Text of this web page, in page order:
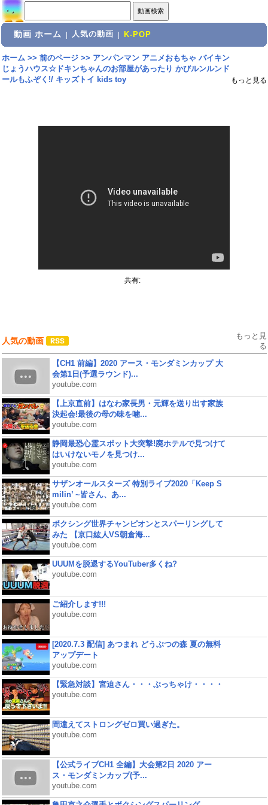
動画 ホーム 人気の動画 K-POP
ホーム>> 前のページ>> アンパンマン アニメおもちゃ バイキン
じょうハウス☆ドキンちゃんのお部屋があったり かびルンルンド
ールもふぞく!/ キッズトイ kids toy
もっと見る
共有:
人気の動画
もっと見
る
【CH1 前編】2020 アース・モンダミンカップ 大
会第1日(予選ラウンド)...
youtube.com
【上京直前】はなわ家長男・元輝を送り出す家族
決起会!最後の母の味を噛...
youtube.com
静岡最恐心霊スポット大突撃!廃ホテルで見つけて
はいけないモノを見つけ...
youtube.com
サザンオールスターズ 特別ライブ2020「Keep S
milin’ ~皆さん、あ...
youtube.com
ボクシング世界チャンピオンとスパーリングして
みた 【京口紘人VS朝倉海...
youtube.com
UUUMを脱退するYouTuber多くね?
youtube.com
ご紹介します!!!
youtube.com
[2020.7.3 配信] あつまれ どうぶつの森 夏の無料
アップデート
youtube.com
【緊急対談】宮迫さん・・・ぶっちゃけ・・・・
youtube.com
間違えてストロングゼロ買い過ぎた。
youtube.com
【公式ライブCH1 全編】大会第2日 2020 アー
ス・モンダミンカップ(予...
youtube.com